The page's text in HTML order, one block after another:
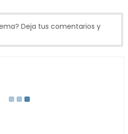
Deja tus comentarios y